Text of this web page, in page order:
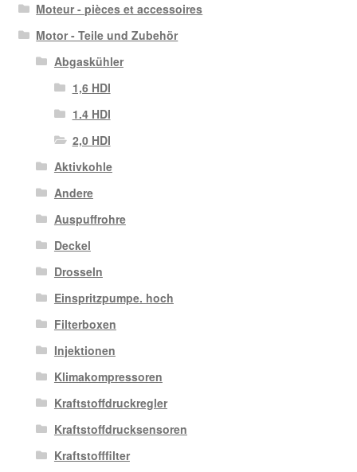
Moteur - pièces et accessoires
Motor - Teile und Zubehör
Abgaskühler
1,6 HDI
1.4 HDI
2,0 HDI
Aktivkohle
Andere
Auspuffrohre
Deckel
Drosseln
Einspritzpumpe. hoch
Filterboxen
Injektionen
Klimakompressoren
Kraftstoffdruckregler
Kraftstoffdrucksensoren
Kraftstofffilter